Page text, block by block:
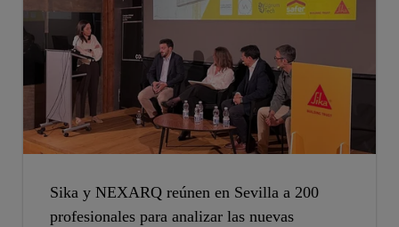
Sika y NEXARQ reúnen en Sevilla a 200
profesionales para analizar las nuevas